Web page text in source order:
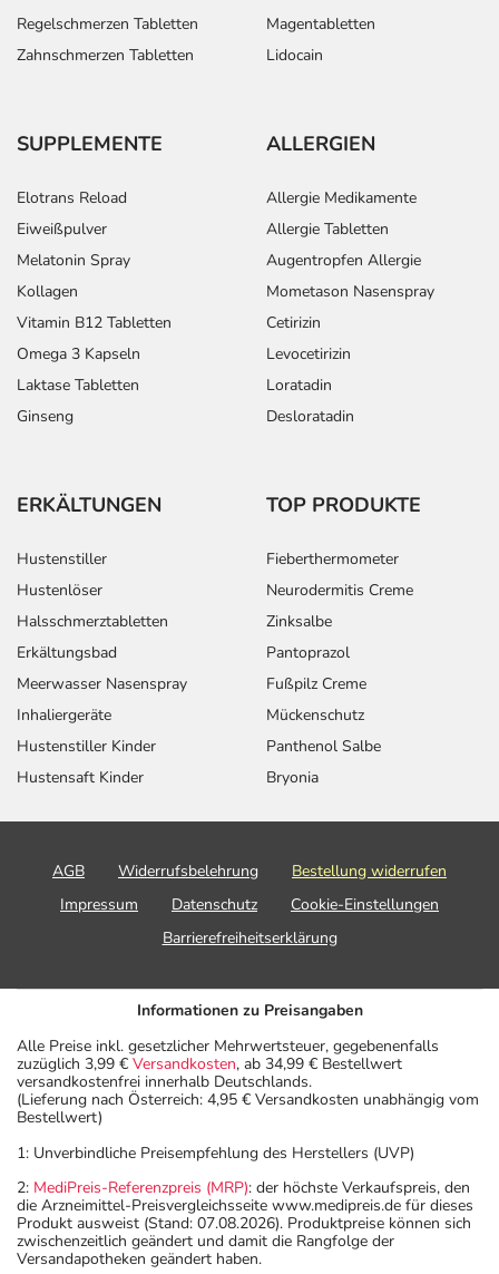
Regelschmerzen Tabletten
Zahnschmerzen Tabletten
Magentabletten
Lidocain
SUPPLEMENTE
Elotrans Reload
Eiweißpulver
Melatonin Spray
Kollagen
Vitamin B12 Tabletten
Omega 3 Kapseln
Laktase Tabletten
Ginseng
ALLERGIEN
Allergie Medikamente
Allergie Tabletten
Augentropfen Allergie
Mometason Nasenspray
Cetirizin
Levocetirizin
Loratadin
Desloratadin
ERKÄLTUNGEN
Hustenstiller
Hustenlöser
Halsschmerztabletten
Erkältungsbad
Meerwasser Nasenspray
Inhaliergeräte
Hustenstiller Kinder
Hustensaft Kinder
TOP PRODUKTE
Fieberthermometer
Neurodermitis Creme
Zinksalbe
Pantoprazol
Fußpilz Creme
Mückenschutz
Panthenol Salbe
Bryonia
AGB Widerrufsbelehrung
Bestellung widerrufen
Impressum
Datenschutz
Cookie-Einstellungen
Barrierefreiheitserklärung
Informationen zu Preisangaben
Alle Preise inkl. gesetzlicher Mehrwertsteuer, gegebenenfalls
zuzüglich 3,99 € Versandkosten, ab 34,99 € Bestellwert
versandkostenfrei innerhalb Deutschlands.
(Lieferung nach Österreich: 4,95 € Versandkosten unabhängig vom
Bestellwert)
1: Unverbindliche Preisempfehlung des Herstellers (UVP)
2: MediPreis-Referenzpreis (MRP): der höchste Verkaufspreis, den
die Arzneimittel-Preisvergleichsseite www.medipreis.de für dieses
Produkt ausweist (Stand: 07.08.2026). Produktpreise können sich
zwischenzeitlich geändert und damit die Rangfolge der
Versandapotheken geändert haben.